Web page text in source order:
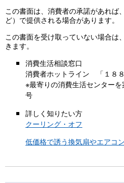
この書面は、消費者の承諾があれば
ど）で提供される場合があります。
この書面を受け取っていない場合は
きます。
消費生活相談窓口
消費者ホットライン 「１８
※最寄りの消費生活センター
号
詳しく知りたい方
クーリング・オフ
低価格で誘う換気扇やエアコ